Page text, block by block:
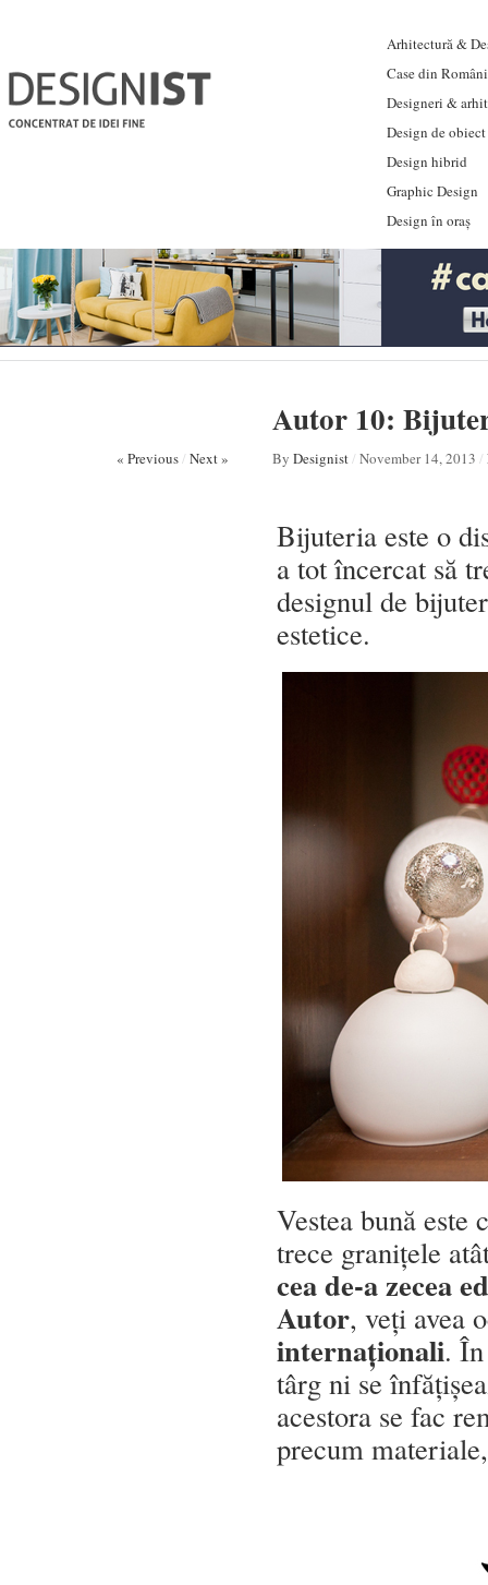
Arhitectură &
Case din
Designeri &
Design de obiect
Design hibrid
Graphic Design
Design în oraș
Autor 10:
« Previous/ Next » By Designist/ November 14, 2013 /
Bijuteria este o
a tot încercat să
designul de
estetice.
Vestea bună
trece granițele
cea de-a zecea
Autor, veți avea
internaționali.
târg ni se
acestora se fac
precum